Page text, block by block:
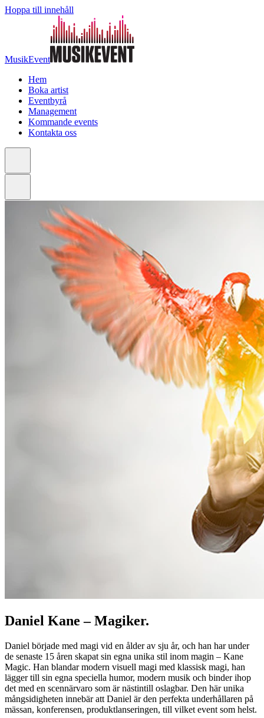
Hoppa till innehåll
MusikEvent
Hem
Boka artist
Eventbyrå
Management
Kommande events
Kontakta oss
Daniel Kane – Magiker.
Daniel började med magi vid en ålder av sju år, och han har under
de senaste 15 åren skapat sin egna unika stil inom magin – Kane
Magic. Han blandar modern visuell magi med klassisk magi, han
lägger till sin egna speciella humor, modern musik och binder ihop
det med en scennärvaro som är nästintill oslagbar. Den här unika
mångsidigheten innebär att Daniel är den perfekta underhållaren på
mässan, konferensen, produktlanseringen, till vilket event som helst.